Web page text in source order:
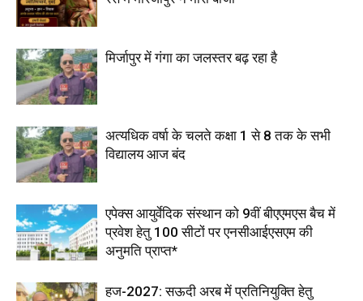
मिर्जापुर में गंगा का जलस्तर बढ़ रहा है
अत्यधिक वर्षा के चलते कक्षा 1 से 8 तक के सभी
विद्यालय आज बंद
एपेक्स आयुर्वेदिक संस्थान को 9वीं बीएएमएस बैच में
प्रवेश हेतु 100 सीटों पर एनसीआईएसएम की
अनुमति प्राप्त*
हज-2027: सऊदी अरब में प्रतिनियुक्ति हेतु